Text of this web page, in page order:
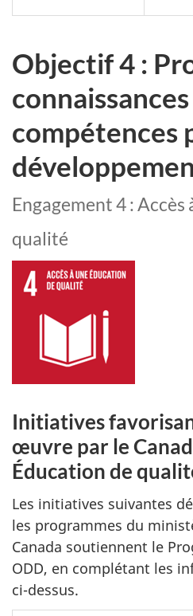
Objectif 4 :
compétences
Engagement 4 :
qualité
Initiatives
œuvre par le
Éducation de
Les initiatives suivantes
les programmes du
Canada soutiennent le
ODD, en complétant les
ci-dessus.